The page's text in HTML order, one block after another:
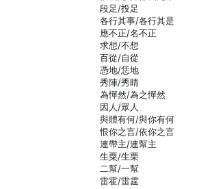
段足/投足
各行其事/各行其是
應不正/名不正
求想/不想
百從/自從
憑地/恁地
秀陣/秀睛
為憚然/為之憚然
因人/眾人
與體有何/與你有何
恨你之言/依你之言
連帶主/連幫主
生粟/生栗
二幫/一幫
雷霍/雷霆